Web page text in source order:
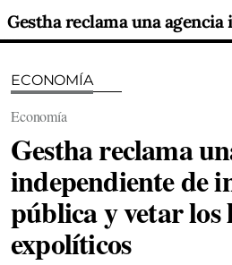
ECONOMÍA
Economía
Gestha reclama
independiente de
pública y vetar los
expolíticos